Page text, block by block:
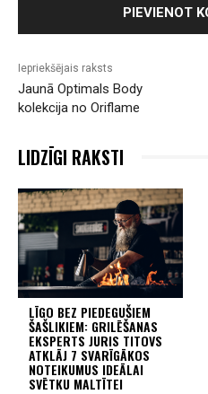
Iepriekšējais raksts
Jaunā Optimals Body
kolekcija no Oriflame
LIDZĪGI RAKSTI
LĪGO BEZ PIEDEGUŠIEM
ŠAŠLIKIEM: GRILĒŠANAS
EKSPERTS JURIS TITOVS
ATKLĀJ 7 SVARĪGĀKOS
NOTEIKUMUS IDEĀLAI
SVĒTKU MALTĪTEI